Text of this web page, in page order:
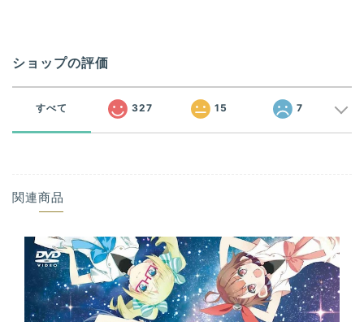
ショップの評価
すべて 327 15 7
関連商品